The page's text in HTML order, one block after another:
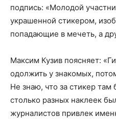
подпись: «Молодой
украшенной стикером,
попадающие в мечеть, а
Максим Кузив поясняет:
одолжить у знакомых,
Не знаю, что за стикер там
столько разных наклеек
журналистов привлек